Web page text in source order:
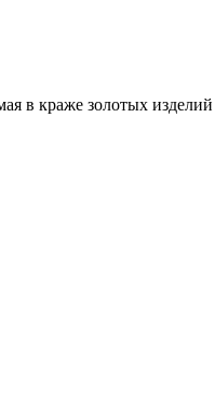
в краже золотых изделий